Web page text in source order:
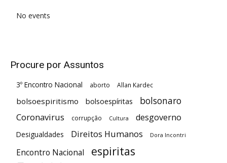
No events
Procure por Assuntos
3º Encontro Nacional aborto Allan Kardec
bolsoespiritismo bolsoespíritas bolsonaro
Coronavirus corrupção Cultura desgoverno
Desigualdades Direitos Humanos Dora Incontri
Encontro Nacional espiritas